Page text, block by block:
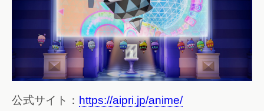
公式サイト： https://aipri.jp/anime/